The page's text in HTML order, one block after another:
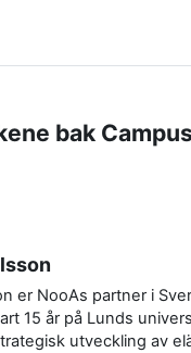
bak
er NooAs partner i
15 år på Lunds
utveckling av